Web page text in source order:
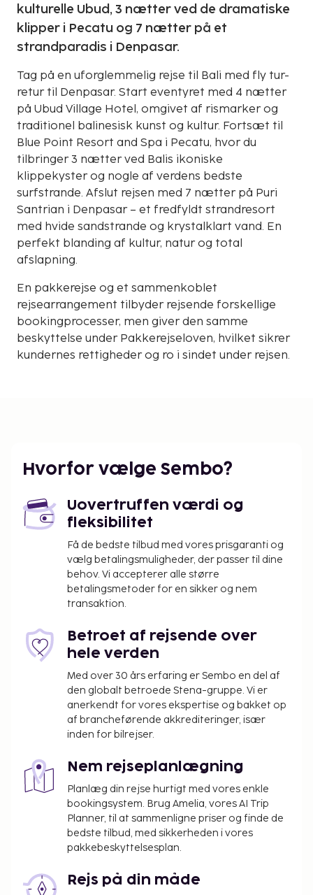
kulturelle Ubud, 3 nætter ved de dramatiske
klipper i Pecatu og 7 nætter på et
strandparadis i Denpasar.
Tag på en uforglemmelig rejse til Bali med fly tur-
retur til Denpasar. Start eventyret med 4 nætter
på Ubud Village Hotel, omgivet af rismarker og
traditionel balinesisk kunst og kultur. Fortsæt til
Blue Point Resort and Spa i Pecatu, hvor du
tilbringer 3 nætter ved Balis ikoniske
klippekyster og nogle af verdens bedste
surfstrande. Afslut rejsen med 7 nætter på Puri
Santrian i Denpasar – et fredfyldt strandresort
med hvide sandstrande og krystalklart vand. En
perfekt blanding af kultur, natur og total
afslapning.
En pakkerejse og et sammenkoblet
rejsearrangement tilbyder rejsende forskellige
bookingprocesser, men giver den samme
beskyttelse under Pakkerejseloven, hvilket sikrer
kundernes rettigheder og ro i sindet under rejsen.
Hvorfor vælge Sembo?
Uovertruffen værdi og
fleksibilitet
Få de bedste tilbud med vores prisgaranti og
vælg betalingsmuligheder, der passer til dine
behov. Vi accepterer alle større
betalingsmetoder for en sikker og nem
transaktion.
Betroet af rejsende over
hele verden
Med over 30 års erfaring er Sembo en del af
den globalt betroede Stena-gruppe. Vi er
anerkendt for vores ekspertise og bakket op
af brancheførende akkrediteringer, især
inden for bilrejser.
Nem rejseplanlægning
Planlæg din rejse hurtigt med vores enkle
bookingsystem. Brug Amelia, vores AI Trip
Planner, til at sammenligne priser og finde de
bedste tilbud, med sikkerheden i vores
pakkebeskyttelsesplan.
Rejs på din måde